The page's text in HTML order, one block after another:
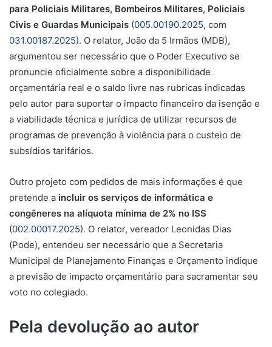
para Policiais Militares, Bombeiros Militares, Policiais
Civis e Guardas Municipais (005.00190.2025, com
031.00187.2025). O relator, João da 5 Irmãos (MDB),
argumentou ser necessário que o Poder Executivo se
pronuncie oficialmente sobre a disponibilidade
orçamentária real e o saldo livre nas rubricas indicadas
pelo autor para suportar o impacto financeiro da isenção e
a viabilidade técnica e jurídica de utilizar recursos de
programas de prevenção à violência para o custeio de
subsídios tarifários.
Outro projeto com pedidos de mais informações é que
pretende a incluir os serviços de informática e
congêneres na alíquota mínima de 2% no ISS
(002.00017.2025). O relator, vereador Leonidas Dias
(Pode), entendeu ser necessário que a Secretaria
Municipal de Planejamento Finanças e Orçamento indique
a previsão de impacto orçamentário para sacramentar seu
voto no colegiado.
Pela devolução ao autor